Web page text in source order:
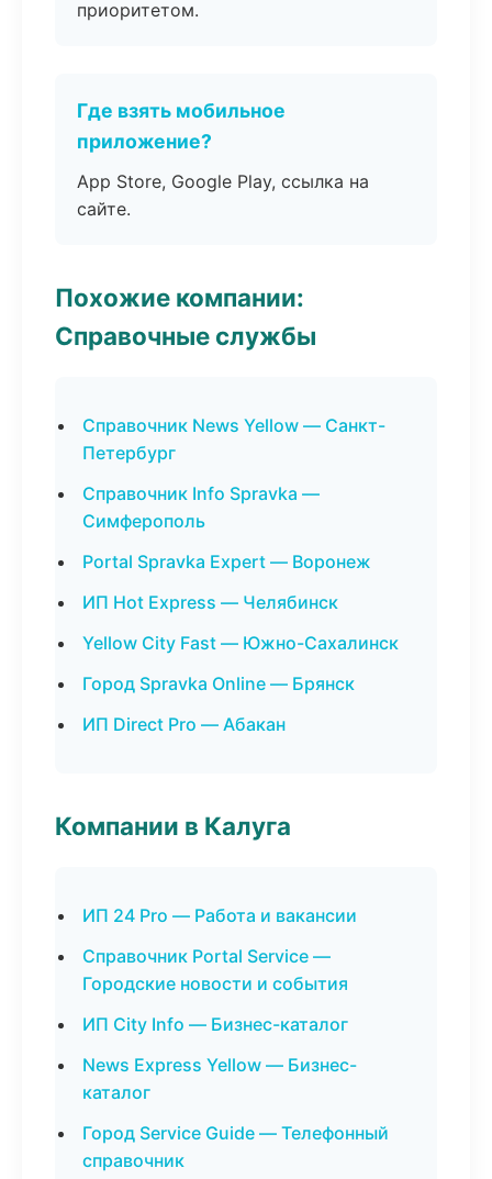
приоритетом.
Где взять мобильное
приложение?
App Store, Google Play, ссылка на
сайте.
Похожие компании:
Справочные службы
Справочник News Yellow — Санкт-
Петербург
Справочник Info Spravka —
Симферополь
Portal Spravka Expert — Воронеж
ИП Hot Express — Челябинск
Yellow City Fast — Южно-Сахалинск
Город Spravka Online — Брянск
ИП Direct Pro — Абакан
Компании в Калуга
ИП 24 Pro — Работа и вакансии
Справочник Portal Service —
Городские новости и события
ИП City Info — Бизнес-каталог
News Express Yellow — Бизнес-
каталог
Город Service Guide — Телефонный
справочник